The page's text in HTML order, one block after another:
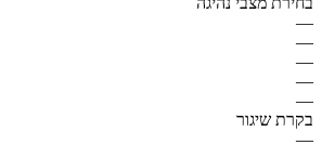
—
—
—
—
—
בקרת שיגור
—